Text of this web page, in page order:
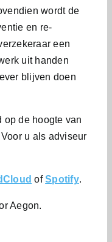
wordt de
en re-
een
uit handen
blijven doen
op de hoogte van
u als adviseur
ofSpotify.
Aegon.